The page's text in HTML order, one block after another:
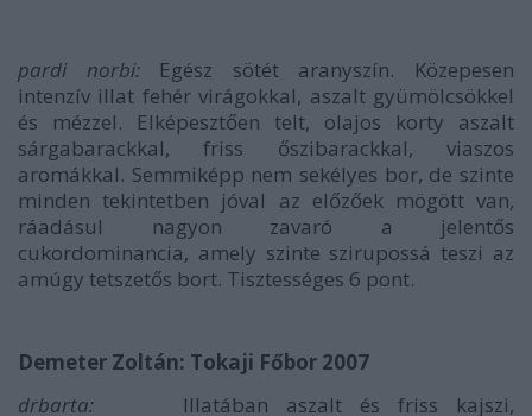
pardi norbi:Egész sötét aranyszín. Közepesen
intenzív illat fehér virágokkal, aszalt gyümölcsökkel
és mézzel. Elképesztően telt, olajos korty aszalt
sárgabarackkal, friss őszibarackkal, viaszos
aromákkal. Semmiképp nem sekélyes bor, de szinte
minden tekintetben jóval az előzőek mögött van,
ráadásul nagyon zavaró a jelentős
cukordominancia, amely szinte szirupossá teszi az
amúgy tetszetős bort. Tisztességes 6 pont.
Demeter Zoltán: Tokaji Főbor 2007
drbarta: Illatában aszalt és friss kajszi,